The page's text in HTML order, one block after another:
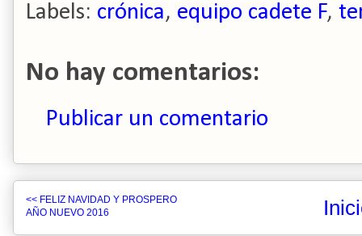
Labels: crónica, equipo cadete F,
No hay comentarios:
Publicar un comentario
<< FELIZ NAVIDAD Y PROSPERO
AÑO NUEVO 2016